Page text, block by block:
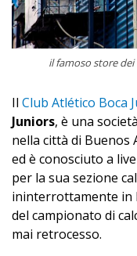
il famoso store dei
Il Club Atlético Boca
Juniors, è una
nella città di Buenos
ed è conosciuto a
per la sua sezione
ininterrottamente in
del campionato di
mai retrocesso.